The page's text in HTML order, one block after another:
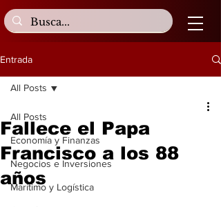
Entrada
All Posts
Economía y Finanzas
Negocios e Inversiones
Marítimo y Logística
All Posts
Fallece el Papa
Francisco a los 88
años